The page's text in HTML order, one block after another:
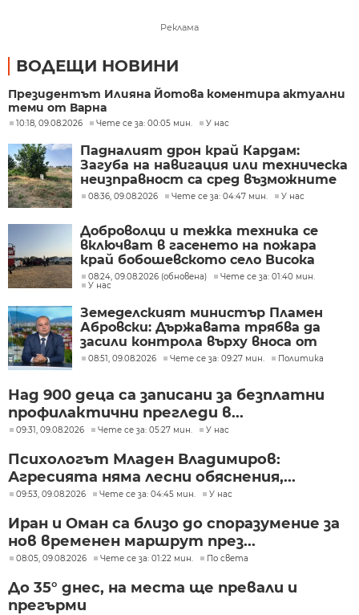
Реклама
ВОДЕЩИ НОВИНИ
Президентът Илияна Йотова коментира актуални
теми от Варна
10:18, 09.08.2026 Чете се за: 00:05 мин. У нас
Падналият дрон край Кардам:
Загуба на навигация или техническа
неизправност са сред възможните
причини
08:36, 09.08.2026 Чете се за: 04:47 мин. У нас
Доброволци и тежка техника се
включват в гасенето на пожара
край бобошевското село Висока
могила
08:24, 09.08.2026 (обновена)
Чете се за: 01:40 мин.
У нас
Земеделският министър Пламен
Абровски: Държавата трябва да
засили контрола върху вноса от
трети страни
08:51, 09.08.2026 Чете се за: 09:27 мин. Политика
Над 900 деца са записани за безплатни
профилактични прегледи в...
09:31, 09.08.2026 Чете се за: 05:27 мин. У нас
Психологът Младен Владимиров:
Агресията няма лесни обяснения,...
09:53, 09.08.2026 Чете се за: 04:45 мин. У нас
Иран и Оман са близо до споразумение за
нов временен маршрут през...
08:05, 09.08.2026 Чете се за: 01:22 мин. По света
До 35° днес, на места ще превали и
прегърми